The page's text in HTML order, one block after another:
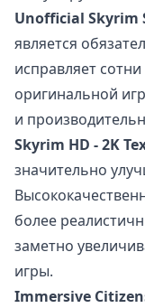
Unofficial Skyrim
является
исправляет
оригинальной
и
Skyrim HD - 2K
значительно
более
заметно
игры.
Immersive